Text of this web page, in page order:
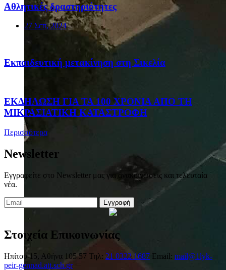
Αθλητικές δραστηριότητες
27 Σεπ, 2024
Eκπαιδευτική μετακίνηση στη Σικελία
ΕΚΔΗΛΩΣΗ ΓΙΑ ΤΑ 100 ΧΡΟΝΙΑ ΑΠΟ ΤΗ
ΜΙΚΡΑΣΙΑΤΙΚΗ ΚΑΤΑΣΤΡΟΦΗ
Περισσότερα
Newsletter
Εγγραφείτε στο Newsletter μας για ανακοινώσεις και τελευταία
νέα.
Εγγραφή
Στοιχεία Επικοινωνίας
Ηπίτου 15, Αθήνα 105 57 Τηλ: 21 0322 1687 Email: mail@1lyk-
peir-gennad.att.sch.gr